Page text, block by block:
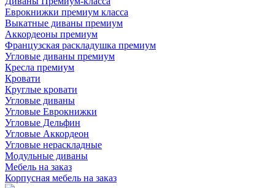
Еврокнижки премиум класса
Выкатные диваны премиум
Аккордеоны премиум
Французская раскладушка премиум
Угловые диваны премиум
Кресла премиум
Кровати
Круглые кровати
Угловые диваны
Угловые Еврокнижки
Угловые Дельфин
Угловые Аккордеон
Угловые нераскладные
Модульные диваны
Мебель на заказ
Корпусная мебель на заказ